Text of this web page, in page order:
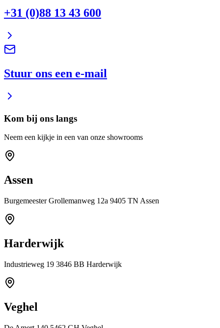
+31 (0)88 13 43 600
Stuur ons een e-mail
Kom bij ons langs
Neem een kijkje in een van onze showrooms
Assen
Burgemeester Grollemanweg 12a 9405 TN Assen
Harderwijk
Industrieweg 19 3846 BB Harderwijk
Veghel